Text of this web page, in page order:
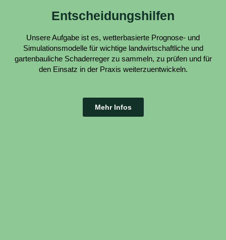
Entscheidungshilfen
Unsere Aufgabe ist es, wetterbasierte Prognose- und
Simulationsmodelle für wichtige landwirtschaftliche und
gartenbauliche Schaderreger zu sammeln, zu prüfen und für
den Einsatz in der Praxis weiterzuentwickeln.
Mehr Infos